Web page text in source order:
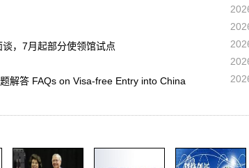
，7月起部分使领馆试点
解答 FAQs on Visa-free Entry into China